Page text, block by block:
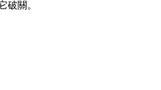
破關。